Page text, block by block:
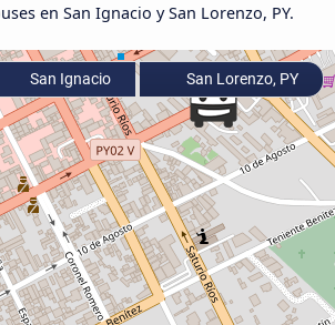
en San Ignacio y San Lorenzo, PY.
San Ignacio San Lorenzo, PY